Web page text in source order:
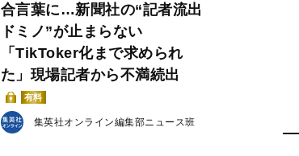
合言葉に…新聞社の“記者流出
ドミノ”が止まらない
「TikToker化まで求められ
た」現場記者から不満続出
有料
集英社オンライン編集部ニュース班